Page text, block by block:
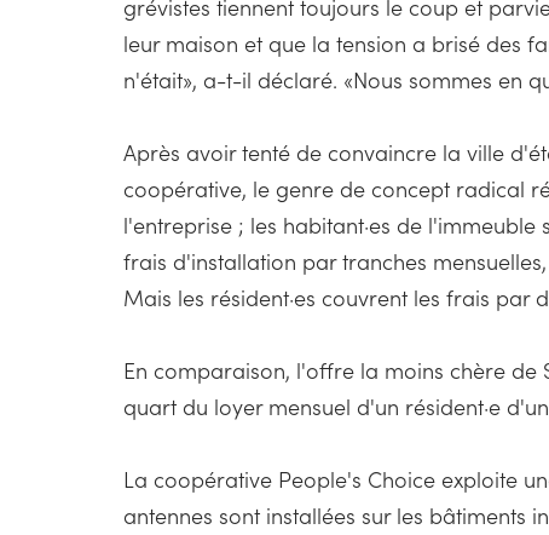
grévistes tiennent toujours le coup et
leur maison et que la tension a brisé des
n'était», a-t-il déclaré. «Nous sommes en
Après avoir tenté de convaincre la ville
coopérative, le genre de concept radical
l'entreprise ; les habitant·es de
frais d'installation par tranches
Mais les résident·es couvrent les frais par
En comparaison, l'offre la moins chère de
quart du loyer mensuel d'un résident·e
La coopérative People's Choice exploite
antennes sont installées sur les bâtiments